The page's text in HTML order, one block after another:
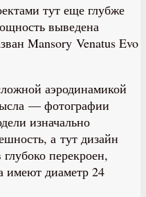
тут еще глубже
выведена
Mansory Venatus Evo
аэродинамикой
— фотографии
изначально
а тут дизайн
перекроен,
имеют диаметр 24